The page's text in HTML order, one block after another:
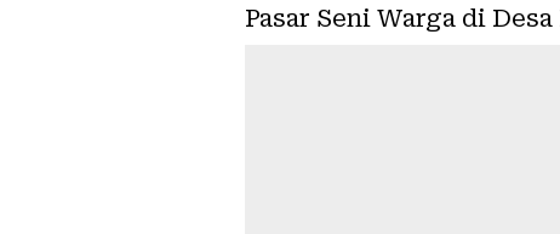
Pasar Seni Warga di